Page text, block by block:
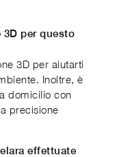
per questo
3D per aiutarti
Inoltre, è
domicilio con
precisione
effettuate